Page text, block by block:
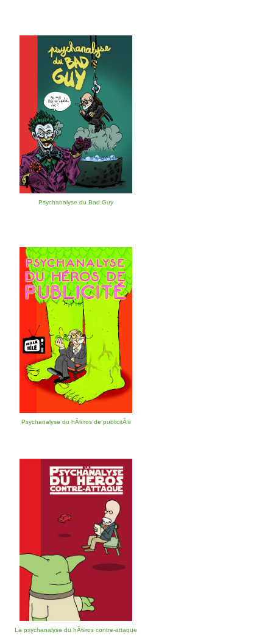
Psychanalyse du Bad Guy
Psychanalyse du hÃ©ros de publicitÃ©
La psychanalyse du hÃ©ros contre-attaque